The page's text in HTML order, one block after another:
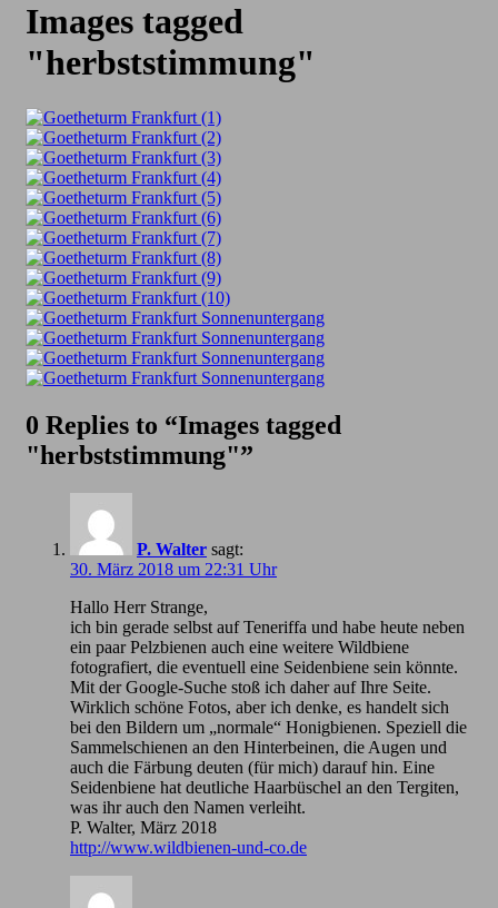
Images tagged
"herbststimmung"
0 Replies to “Images tagged
"herbststimmung"”
P. Walter sagt:
30. März 2018 um 22:31 Uhr
Hallo Herr Strange,
ich bin gerade selbst auf Teneriffa und habe heute neben
ein paar Pelzbienen auch eine weitere Wildbiene
fotografiert, die eventuell eine Seidenbiene sein könnte.
Mit der Google-Suche stoß ich daher auf Ihre Seite.
Wirklich schöne Fotos, aber ich denke, es handelt sich
bei den Bildern um „normale“ Honigbienen. Speziell die
Sammelschienen an den Hinterbeinen, die Augen und
auch die Färbung deuten (für mich) darauf hin. Eine
Seidenbiene hat deutliche Haarbüschel an den Tergiten,
was ihr auch den Namen verleiht.
P. Walter, März 2018
http://www.wildbienen-und-co.de